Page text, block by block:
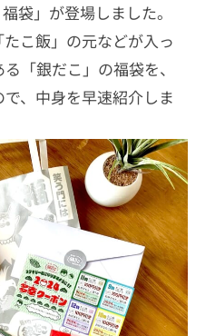
袋」が登場しました。
たこ飯」の元などが入っ
「銀だこ」の福袋を、
、中身を早速紹介しま